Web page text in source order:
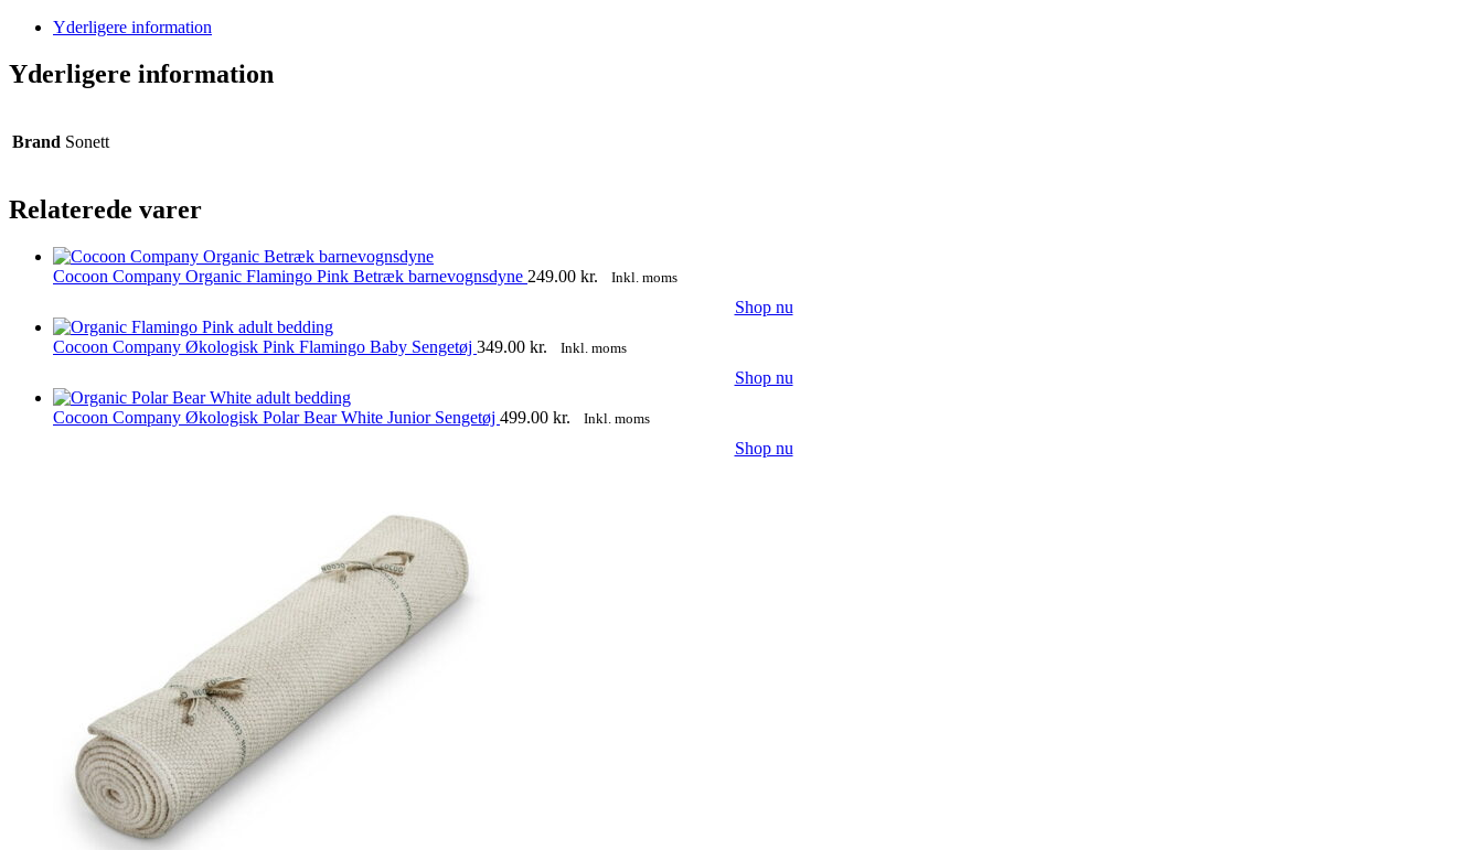
X
Pinterest
Yderligere information
Yderligere information
Brand Sonett
Relaterede varer
Cocoon Company Organic Flamingo Pink Betræk barnevognsdyne 249.00 kr. Inkl. moms
Shop nu
Cocoon Company Økologisk Pink Flamingo Baby Sengetøj 349.00 kr. Inkl. moms
Shop nu
Cocoon Company Økologisk Polar Bear White Junior Sengetøj 499.00 kr. Inkl. moms
Shop nu